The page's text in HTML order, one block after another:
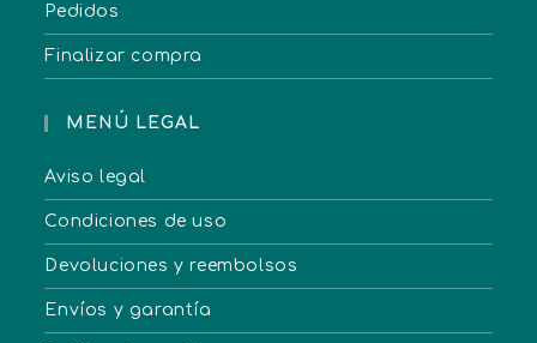
Pedidos
Finalizar compra
MENÚ LEGAL
Aviso legal
Condiciones de uso
Devoluciones y reembolsos
Envíos y garantía